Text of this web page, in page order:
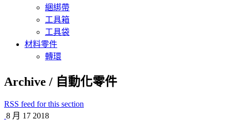
綑綁帶
工具箱
工具袋
材料零件
轉環
Archive / 自動化零件
RSS feed for this section
8 月 17 2018